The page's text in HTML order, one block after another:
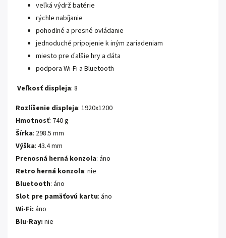
veľká výdrž batérie
rýchle nabíjanie
pohodlné a presné ovládanie
jednoduché pripojenie k iným zariadeniam
miesto pre ďalšie hry a dáta
podpora Wi-Fi a Bluetooth
Veľkosť displeja: 8
Rozlíšenie displeja: 1920x1200
Hmotnosť: 740 g
Šírka: 298.5 mm
Výška: 43.4 mm
Prenosná herná konzola: áno
Retro herná konzola: nie
Bluetooth: áno
Slot pre pamäťovú kartu: áno
Wi-Fi: áno
Blu-Ray: nie